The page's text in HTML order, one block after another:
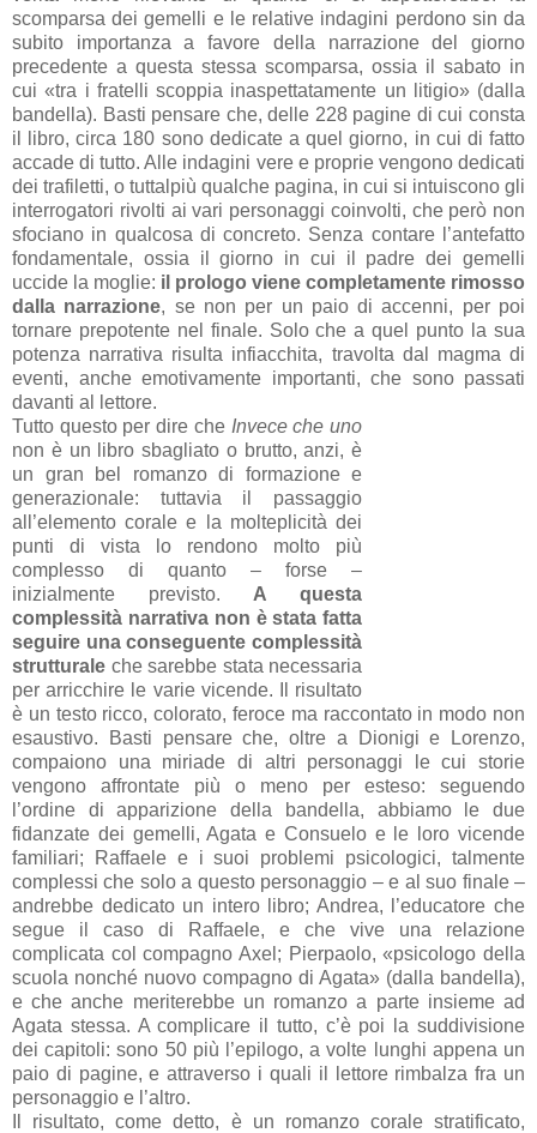
scomparsa dei gemelli e le relative indagini perdono sin da
subito importanza a favore della narrazione del giorno
precedente a questa stessa scomparsa, ossia il sabato in
cui «tra i fratelli scoppia inaspettatamente un litigio» (dalla
bandella). Basti pensare che, delle 228 pagine di cui consta
il libro, circa 180 sono dedicate a quel giorno, in cui di fatto
accade di tutto. Alle indagini vere e proprie vengono dedicati
dei trafiletti, o tuttalpiù qualche pagina, in cui si intuiscono gli
interrogatori rivolti ai vari personaggi coinvolti, che però non
sfociano in qualcosa di concreto. Senza contare l’antefatto
fondamentale, ossia il giorno in cui il padre dei gemelli
uccide la moglie: il prologo viene completamente rimosso
dalla narrazione, se non per un paio di accenni, per poi
tornare prepotente nel finale. Solo che a quel punto la sua
potenza narrativa risulta infiacchita, travolta dal magma di
eventi, anche emotivamente importanti, che sono passati
davanti al lettore.
Tutto questo per dire che Invece che uno
non è un libro sbagliato o brutto, anzi, è
un gran bel romanzo di formazione e
generazionale: tuttavia il passaggio
all’elemento corale e la molteplicità dei
punti di vista lo rendono molto più
complesso di quanto – forse –
inizialmente previsto. A questa
complessità narrativa non è stata fatta
seguire una conseguente complessità
strutturale che sarebbe stata necessaria
per arricchire le varie vicende. Il risultato
è un testo ricco, colorato, feroce ma raccontato in modo non
esaustivo. Basti pensare che, oltre a Dionigi e Lorenzo,
compaiono una miriade di altri personaggi le cui storie
vengono affrontate più o meno per esteso: seguendo
l’ordine di apparizione della bandella, abbiamo le due
fidanzate dei gemelli, Agata e Consuelo e le loro vicende
familiari; Raffaele e i suoi problemi psicologici, talmente
complessi che solo a questo personaggio – e al suo finale –
andrebbe dedicato un intero libro; Andrea, l’educatore che
segue il caso di Raffaele, e che vive una relazione
complicata col compagno Axel; Pierpaolo, «psicologo della
scuola nonché nuovo compagno di Agata» (dalla bandella),
e che anche meriterebbe un romanzo a parte insieme ad
Agata stessa. A complicare il tutto, c’è poi la suddivisione
dei capitoli: sono 50 più l’epilogo, a volte lunghi appena un
paio di pagine, e attraverso i quali il lettore rimbalza fra un
personaggio e l’altro.
Il risultato, come detto, è un romanzo corale stratificato,